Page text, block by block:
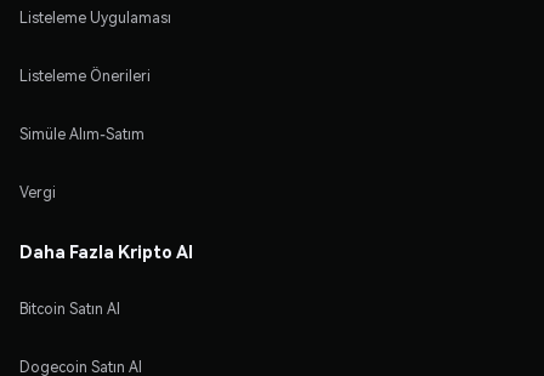
Listeleme Uygulaması
Listeleme Önerileri
Simüle Alım-Satım
Vergi
Daha Fazla Kripto Al
Bitcoin Satın Al
Dogecoin Satın Al